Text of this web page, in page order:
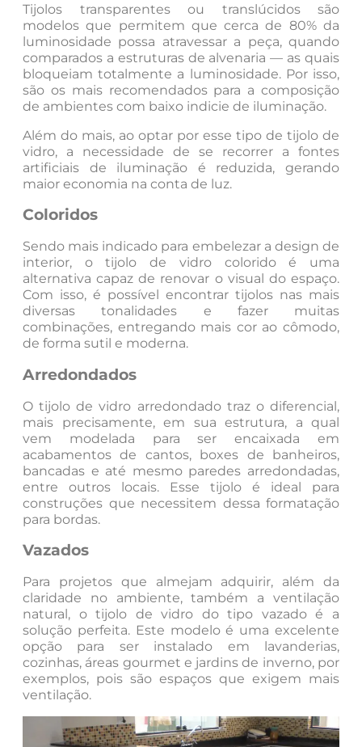
Tijolos transparentes ou translúcidos são
modelos que permitem que cerca de 80% da
luminosidade possa atravessar a peça, quando
comparados a estruturas de alvenaria — as quais
bloqueiam totalmente a luminosidade. Por isso,
são os mais recomendados para a composição
de ambientes com baixo indicie de iluminação.
Além do mais, ao optar por esse tipo de tijolo de
vidro, a necessidade de se recorrer a fontes
artificiais de iluminação é reduzida, gerando
maior economia na conta de luz.
Coloridos
Sendo mais indicado para embelezar a design de
interior, o tijolo de vidro colorido é uma
alternativa capaz de renovar o visual do espaço.
Com isso, é possível encontrar tijolos nas mais
diversas tonalidades e fazer muitas
combinações, entregando mais cor ao cômodo,
de forma sutil e moderna.
Arredondados
O tijolo de vidro arredondado traz o diferencial,
mais precisamente, em sua estrutura, a qual
vem modelada para ser encaixada em
acabamentos de cantos, boxes de banheiros,
bancadas e até mesmo paredes arredondadas,
entre outros locais. Esse tijolo é ideal para
construções que necessitem dessa formatação
para bordas.
Vazados
Para projetos que almejam adquirir, além da
claridade no ambiente, também a ventilação
natural, o tijolo de vidro do tipo vazado é a
solução perfeita. Este modelo é uma excelente
opção para ser instalado em lavanderias,
cozinhas, áreas gourmet e jardins de inverno, por
exemplos, pois são espaços que exigem mais
ventilação.